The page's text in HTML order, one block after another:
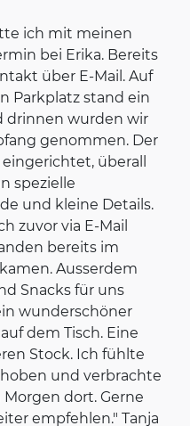
ich mit meinen
bei Erika. Bereits
über E-Mail. Auf
Parkplatz stand ein
drinnen wurden wir
genommen. Der
überall
spezielle
und kleine Details.
zuvor via E-Mail
bereits im
Ausserdem
Snacks für uns
wunderschöner
dem Tisch. Eine
Stock. Ich fühlte
und verbrachte
dort. Gerne
empfehlen." Tanja